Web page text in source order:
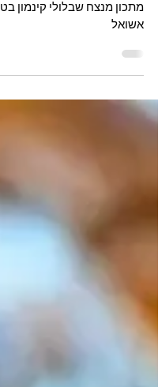
ממכר - ליטל אשואל
אשואל